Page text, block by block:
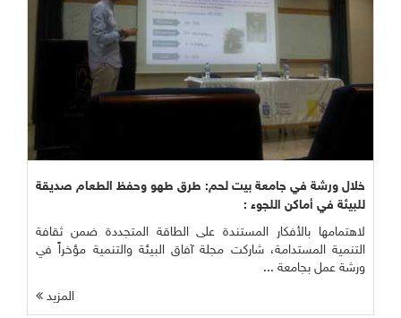
خلال ورشة في جامعة بيت لحم: طرق طهو وحفظ الطعام صديقة
للبيئة في أماكن اللجوء :
لاهتمامها بالأفكار المستندة على الطاقة المتجددة ضمن ثقافة
التنمية المستدامة، شاركت مجلة آفاق البيئة والتنمية مؤخراً في
ورشة عمل بجامعة ...
المزيد